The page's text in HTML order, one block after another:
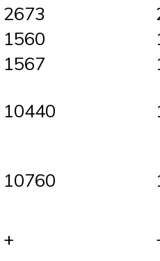
2673
1560
1567
10440
10760
+